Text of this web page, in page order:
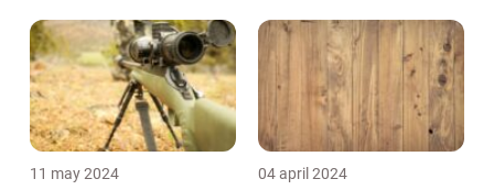
11 may 2024 04 april 2024